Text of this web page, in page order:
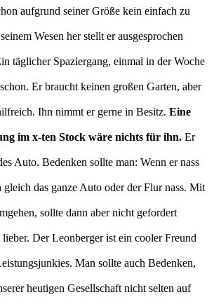
aufgrund seiner Größe kein einfach zu
Wesen her stellt er ausgesprochen
täglicher Spaziergang, einmal in der Woche
Er braucht keinen großen Garten, aber
Ihn nimmt er gerne in Besitz. Eine
im x-ten Stock wäre nichts für ihn. Er
Auto. Bedenken sollte man: Wenn er nass
gleich das ganze Auto oder der Flur nass. Mit
sollte dann aber nicht gefordert
Der Leonberger ist ein cooler Freund
Man sollte auch Bedenken,
heutigen Gesellschaft nicht selten auf